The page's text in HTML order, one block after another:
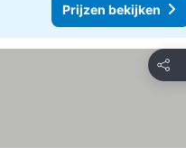
Prijzen bekijken
Delen